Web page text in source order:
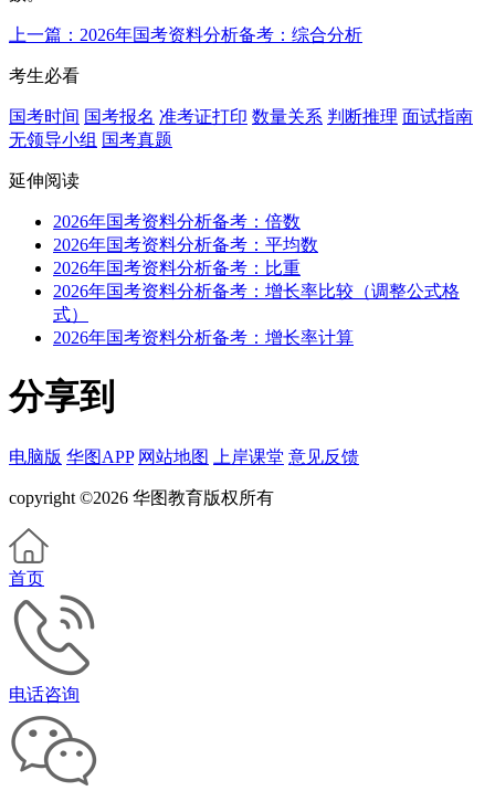
上一篇：2026年国考资料分析备考：综合分析
考生必看
国考时间 国考报名 准考证打印 数量关系 判断推理 面试指南
无领导小组 国考真题
延伸阅读
2026年国考资料分析备考：倍数
2026年国考资料分析备考：平均数
2026年国考资料分析备考：比重
2026年国考资料分析备考：增长率比较（调整公式格
式）
2026年国考资料分析备考：增长率计算
分享到
电脑版 华图APP 网站地图 上岸课堂 意见反馈
copyright ©2026 华图教育版权所有
首页
电话咨询